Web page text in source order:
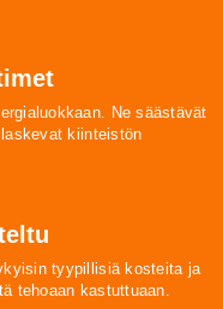
Ne säästävät
kiinteistön
tyypillisiä kosteita ja
tehoaan kastuttuaan.